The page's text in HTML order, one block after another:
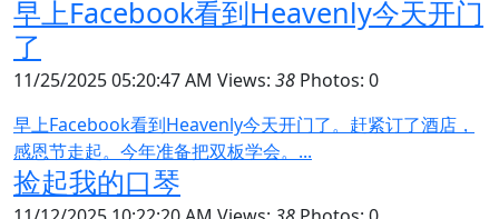
早上Facebook看到Heavenly今天开门
了
11/25/2025 05:20:47 AM Views: 38 Photos: 0
早上Facebook看到Heavenly今天开门了。赶紧订了酒店，
感恩节走起。今年准备把双板学会。...
捡起我的口琴